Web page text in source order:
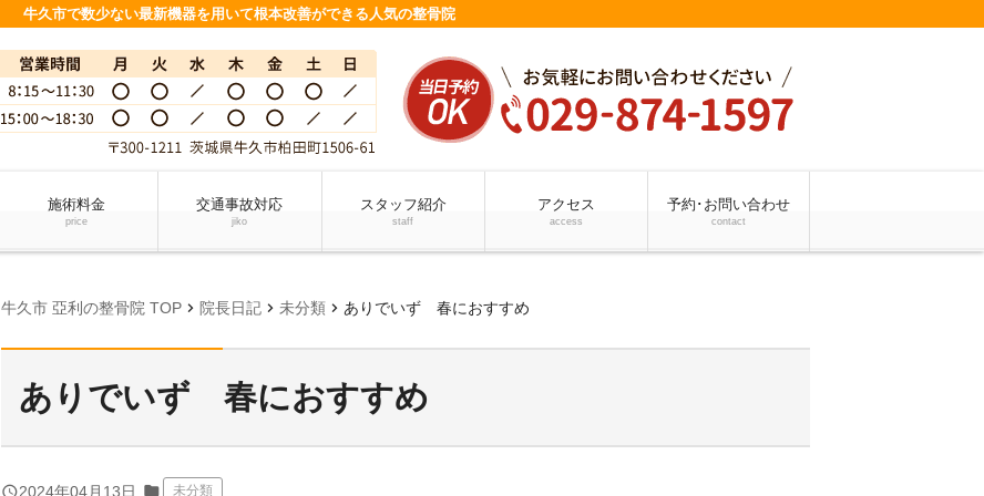
牛久市で数少ない最新機器を用いて根本改善ができる人気の整骨院
施術料金
price
交通事故対応
jiko
スタッフ紹介
staff
アクセス
access
予約･お問い合わせ
contact
牛久市 亞利の整骨院 TOP chevron_right 院長日記 chevron_right 未分類 chevron_right ありでいず 春におすすめ
ありでいず 春におすすめ
query_builder2024年04月13日 folder 未分類